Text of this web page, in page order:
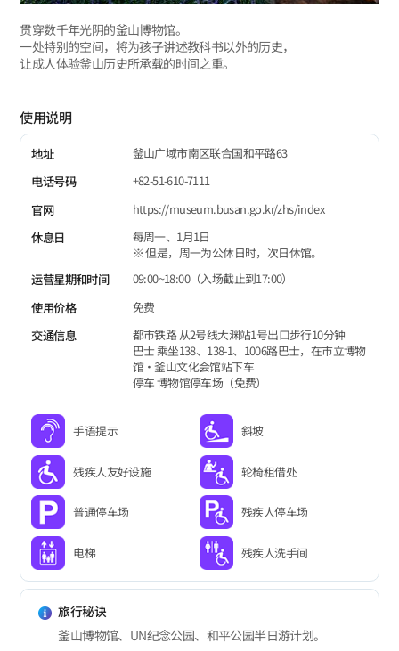
贯穿数千年光阴的釜山博物馆。
一处特别的空间，将为孩子讲述教科书以外的历史，
让成人体验釜山历史所承载的时间之重。
使用说明
地址
釜山广域市南区联合国和平路63
电话号码
+82-51-610-7111
官网
https://museum.busan.go.kr/zhs/index
休息日
每周一、1月1日
※ 但是，周一为公休日时，次日休馆。
运营星期和时间
09:00~18:00（入场截止到17:00）
使用价格
免费
交通信息
都市铁路 从2号线大渊站1号出口步行10分钟
巴士 乘坐138、138-1、1006路巴士，在市立博物
馆•釜山文化会馆站下车
停车 博物馆停车场（免费）
手语提示 斜坡
残疾人友好设施 轮椅租借处
普通停车场 残疾人停车场
电梯 残疾人洗手间
旅行秘诀
釜山博物馆、UN纪念公园、和平公园半日游计划。